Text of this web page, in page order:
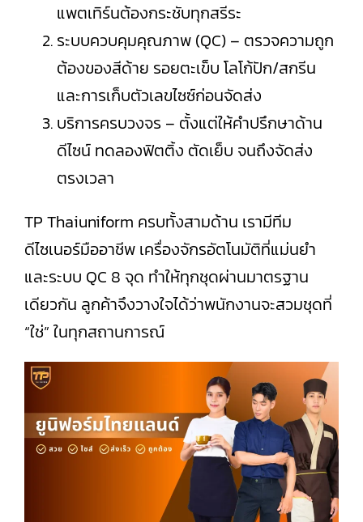
แพตเทิร์นต้องกระชับทุกสรีระ
ระบบควบคุมคุณภาพ (QC) – ตรวจความถูก
ต้องของสีด้าย รอยตะเข็บ โลโก้ปัก/สกรีน
และการเก็บตัวเลขไซซ์ก่อนจัดส่ง
บริการครบวงจร – ตั้งแต่ให้คำปรึกษาด้าน
ดีไซน์ ทดลองฟิตติ้ง ตัดเย็บ จนถึงจัดส่ง
ตรงเวลา
TP Thaiuniform ครบทั้งสามด้าน เรามีทีม
ดีไซเนอร์มืออาชีพ เครื่องจักรอัตโนมัติที่แม่นยำ
และระบบ QC 8 จุด ทำให้ทุกชุดผ่านมาตรฐาน
เดียวกัน ลูกค้าจึงวางใจได้ว่าพนักงานจะสวมชุดที่
“ใช่” ในทุกสถานการณ์